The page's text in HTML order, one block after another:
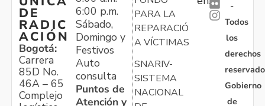
DE
RADIC
ACIÓN
Bogotá:
Carrera
85D No.
46A – 65
Complejo
6:00 p.m.
Sábado,
Domingo y
Festivos
Auto
consulta
Puntos de
Atención y
PARA LA
REPARACIÓN
A VÍCTIMAS
SNARIV-
SISTEMA
NACIONAL
-
Todos
los
derechos
Gobierno
de